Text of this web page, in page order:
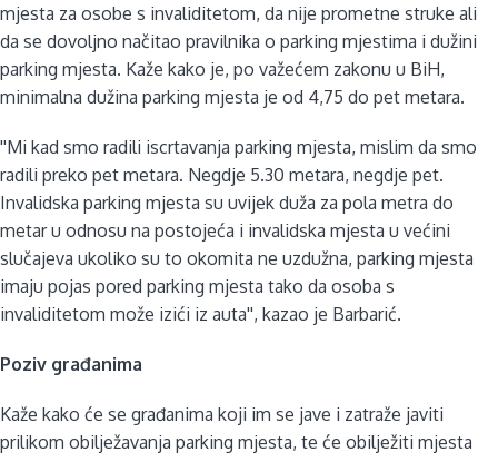
mjesta za osobe s invaliditetom, da nije prometne struke ali
da se dovoljno načitao pravilnika o parking mjestima i dužini
parking mjesta. Kaže kako je, po važećem zakonu u BiH,
minimalna dužina parking mjesta je od 4,75 do pet metara.
''Mi kad smo radili iscrtavanja parking mjesta, mislim da smo
radili preko pet metara. Negdje 5.30 metara, negdje pet.
Invalidska parking mjesta su uvijek duža za pola metra do
metar u odnosu na postojeća i invalidska mjesta u većini
slučajeva ukoliko su to okomita ne uzdužna, parking mjesta
imaju pojas pored parking mjesta tako da osoba s
invaliditetom može izići iz auta'', kazao je Barbarić.
Poziv građanima
Kaže kako će se građanima koji im se jave i zatraže javiti
prilikom obilježavanja parking mjesta, te će obilježiti mjesta